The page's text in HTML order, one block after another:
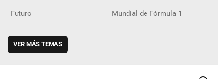
Futuro Mundial de Fórmula 1
VER MÁS TEMAS